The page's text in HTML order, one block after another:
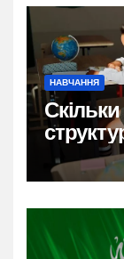
НАВЧАННЯ
Скільки